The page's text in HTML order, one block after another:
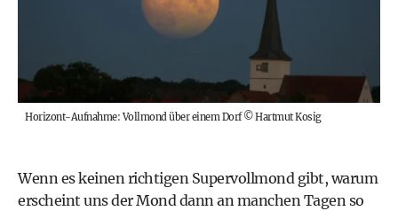
Horizont-Aufnahme: Vollmond über einem Dorf©Hartmut Kosig
Wenn es keinen richtigen Supervollmond gibt, warum
erscheint uns der Mond dann an manchen Tagen so